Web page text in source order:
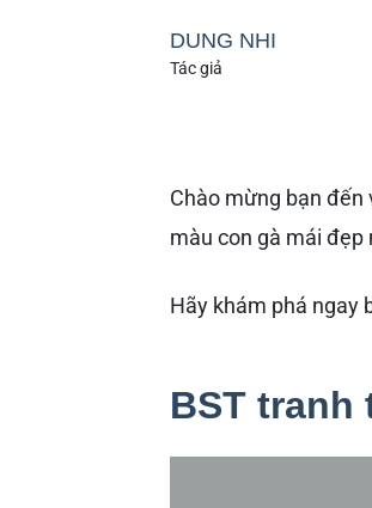
DUNG NHI
Tác giả
Chào mừng bạn đến
màu con gà mái đẹp
Hãy khám phá ngay
BST tranh